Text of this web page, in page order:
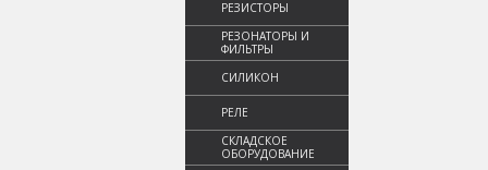
РЕЗИСТОРЫ
РЕЗОНАТОРЫ И
ФИЛЬТРЫ
СИЛИКОН
РЕЛЕ
СКЛАДСКОЕ
ОБОРУДОВАНИЕ